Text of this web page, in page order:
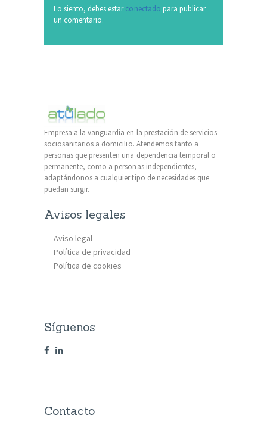
Lo siento, debes estarconectado para publicar
un comentario.
Empresa a la vanguardia en la prestación de servicios
sociosanitarios a domicilio. Atendemos tanto a
personas que presenten una dependencia temporal o
permanente, como a personas independientes,
adaptándonos a cualquier tipo de necesidades que
puedan surgir.
Avisos legales
Aviso legal
Política de privacidad
Política de cookies
Síguenos
Contacto